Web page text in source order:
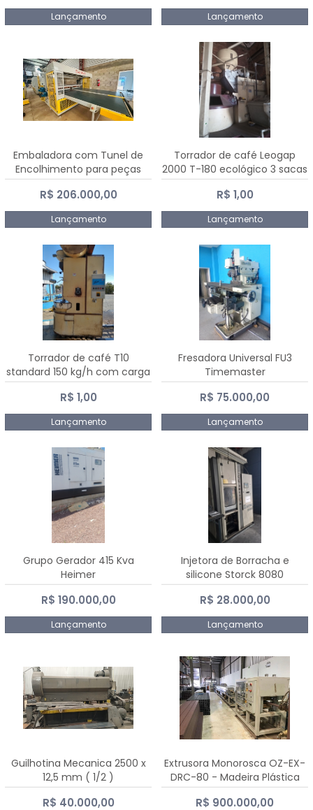
Lançamento Lançamento
Embaladora com Tunel de
Encolhimento para peças
grandes portas janelas -
Dalmak
R$ 206.000,00
Lançamento
Torrador de café Leogap
2000 T-180 ecológico 3 sacas
de carga 540 kg/h
R$ 1,00
Lançamento
Torrador de café T10
standard 150 kg/h com carga
de 10 kg
R$ 1,00
Lançamento
Fresadora Universal FU3
Timemaster
R$ 75.000,00
Lançamento
Grupo Gerador 415 Kva
Heimer
R$ 190.000,00
Lançamento
Injetora de Borracha e
silicone Storck 8080
R$ 28.000,00
Lançamento
Guilhotina Mecanica 2500 x
12,5 mm ( 1/2 )
R$ 40.000,00
Extrusora Monorosca OZ-EX-
DRC-80 - Madeira Plástica
R$ 900.000,00